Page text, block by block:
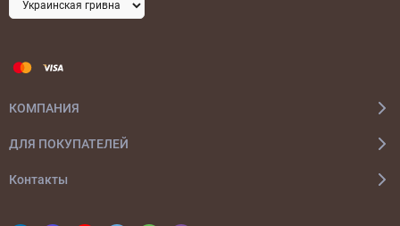
КОМПАНИЯ
ДЛЯ ПОКУПАТЕЛЕЙ
Контакты